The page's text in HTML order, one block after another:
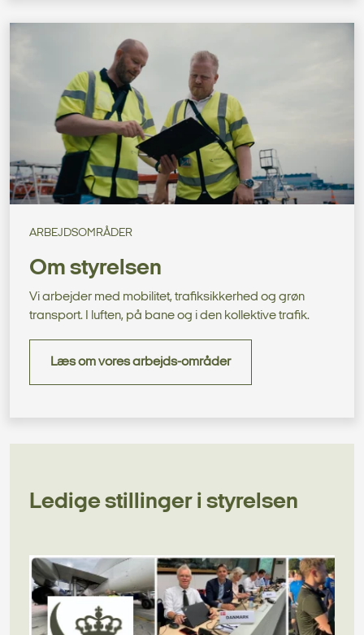
ARBEJDSOMRÅDER
Om styrelsen
Vi arbejder med mobilitet, trafiksikkerhed og grøn
transport. I luften, på bane og i den kollektive trafik.
Læs om vores arbejds-områder
Ledige stillinger i styrelsen